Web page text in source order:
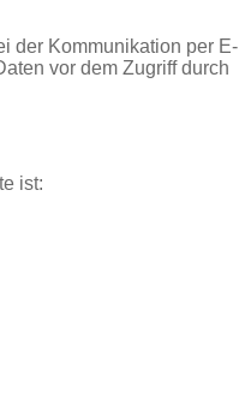
der Kommunikation per E-
vor dem Zugriff durch
ist: